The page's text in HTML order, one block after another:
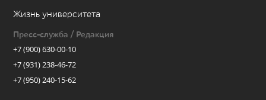
Жизнь университета
Пресс-служба / Редакция
+7 (900) 630-00-10
+7 (931) 238-46-72
+7 (950) 240-15-62